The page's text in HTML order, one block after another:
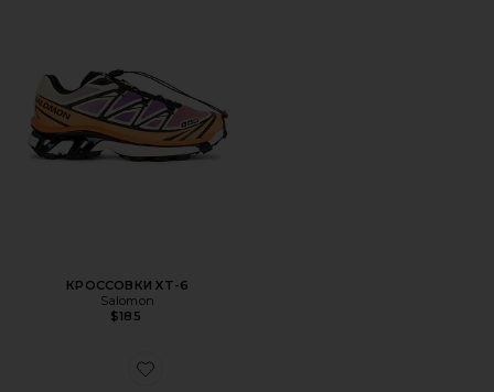
КРОССОВКИ XT-6
Salomon
$185
Favorite КРОССОВКИ XT-WHISPER EMBROIDERY